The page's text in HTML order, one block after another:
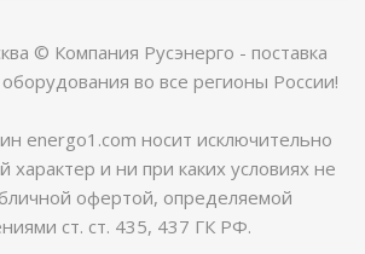
© Компания Русэнерго - поставка
оборудования во все регионы России!
energo1.com носит исключительно
и ни при каких условиях не
офертой, определяемой
ст. ст. 435, 437 ГК РФ.